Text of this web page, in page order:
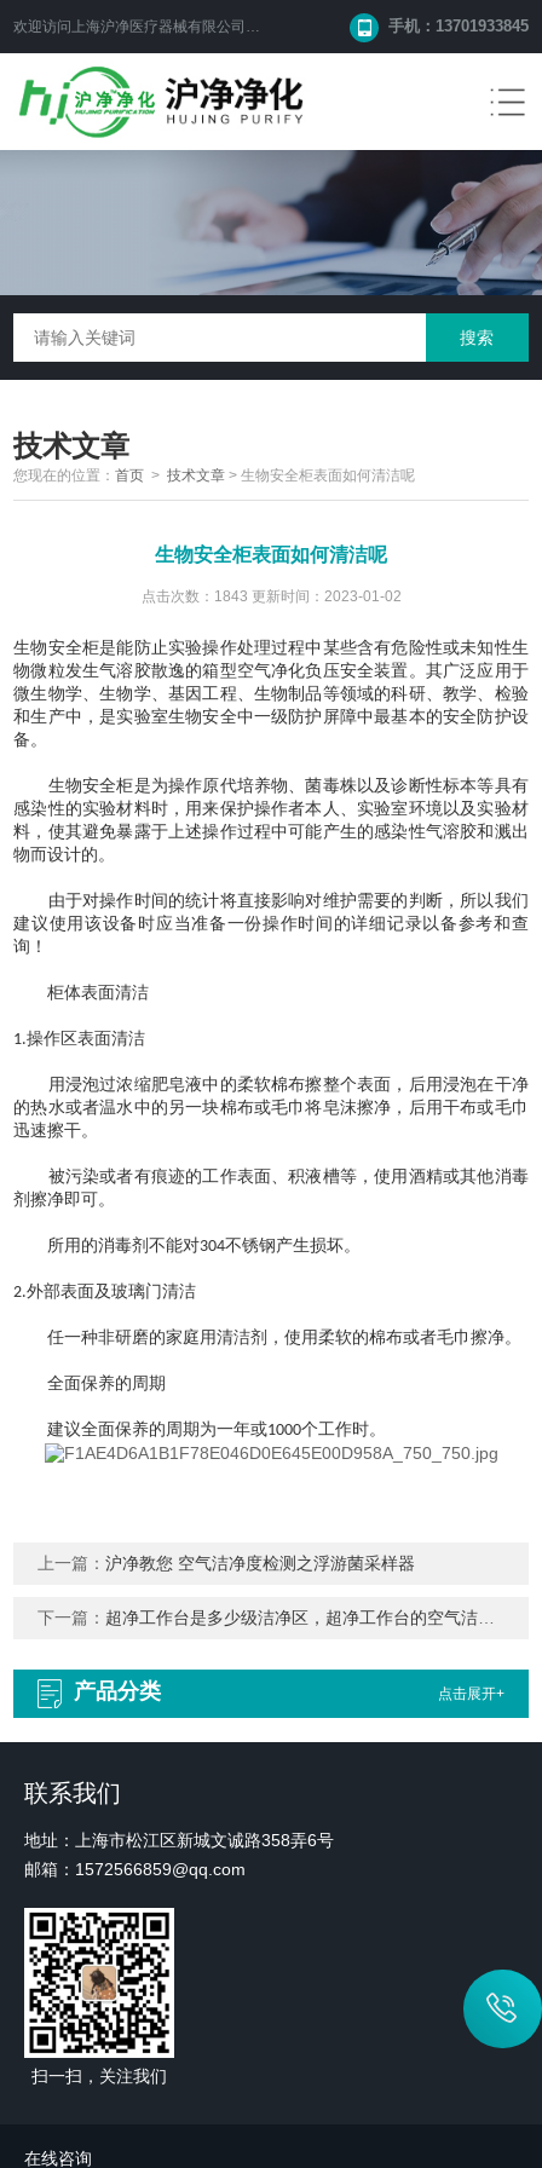
欢迎访问上海沪净医疗器械有限公司网站！ 手机：13701933845
技术文章
您现在的位置：首页 >技术文章 >生物安全柜表面如何清洁呢
生物安全柜表面如何清洁呢
点击次数：1843 更新时间：2023-01-02
生物安全柜是能防止实验操作处理过程中某些含有危险性或未知性生
物微粒发生气溶胶散逸的箱型空气净化负压安全装置。其广泛应用于
微生物学、生物学、基因工程、生物制品等领域的科研、教学、检验
和生产中，是实验室生物安全中一级防护屏障中最基本的安全防护设
备。
生物安全柜是为操作原代培养物、菌毒株以及诊断性标本等具有
感染性的实验材料时，用来保护操作者本人、实验室环境以及实验材
料，使其避免暴露于上述操作过程中可能产生的感染性气溶胶和溅出
物而设计的。
由于对操作时间的统计将直接影响对维护需要的判断，所以我们
建议使用该设备时应当准备一份操作时间的详细记录以备参考和查
询！
柜体表面清洁
1.操作区表面清洁
用浸泡过浓缩肥皂液中的柔软棉布擦整个表面，后用浸泡在干净
的热水或者温水中的另一块棉布或毛巾将皂沫擦净，后用干布或毛巾
迅速擦干。
被污染或者有痕迹的工作表面、积液槽等，使用酒精或其他消毒
剂擦净即可。
所用的消毒剂不能对304不锈钢产生损坏。
2.外部表面及玻璃门清洁
任一种非研磨的家庭用清洁剂，使用柔软的棉布或者毛巾擦净。
全面保养的周期
建议全面保养的周期为一年或1000个工作时。
上一篇：沪净教您 空气洁净度检测之浮游菌采样器
下一篇： 超净工作台是多少级洁净区，超净工作台的空气洁净度是多少?
产品分类 点击展开+
联系我们
地址：上海市松江区新城文诚路358弄6号
邮箱：1572566859@qq.com
扫一扫，关注我们
在线咨询